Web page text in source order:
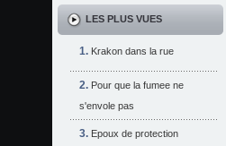
LES PLUS VUES
Krakon dans la rue
Pour que la fumee ne
s'envole pas
Epoux de protection